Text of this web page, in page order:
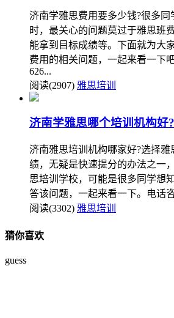
济南学雅思费用要多少钱?很多
时，最关心的问题莫过于雅思班
能拿到目标成绩等。下面就为大
费用的相关问题，一起来看一下
626...
阅读(2907) 雅思培训
济南学雅思哪个培训机构好?
济南雅思培训机构哪家好?选择
绩，无疑是快速提分的办法之一
思培训学校，可能是很多同学想
答该问题，一起来看一下。电话
阅读(3302) 雅思培训
猜你喜欢
guess